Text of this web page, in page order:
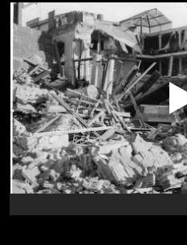
Play
Video